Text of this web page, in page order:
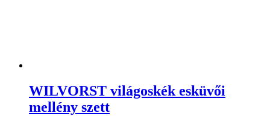
WILVORST világoskék esküvői
mellény szett